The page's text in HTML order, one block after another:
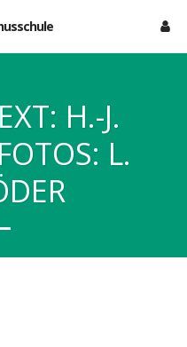
H.-J.
L.